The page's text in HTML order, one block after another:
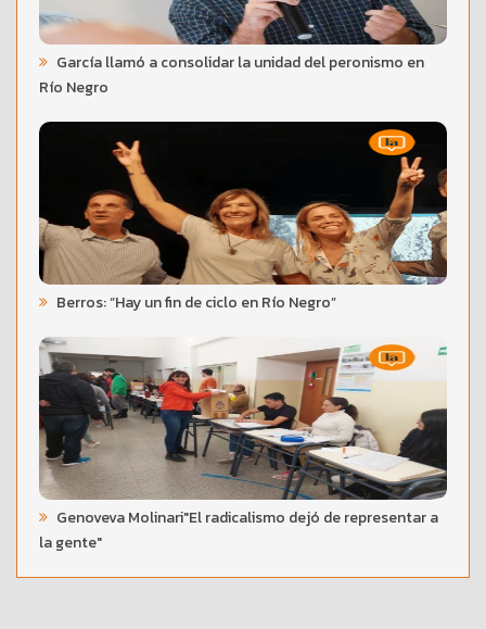
García llamó a consolidar la unidad del peronismo en
Río Negro
Berros: “Hay un fin de ciclo en Río Negro”
Genoveva Molinari"El radicalismo dejó de representar a
la gente"